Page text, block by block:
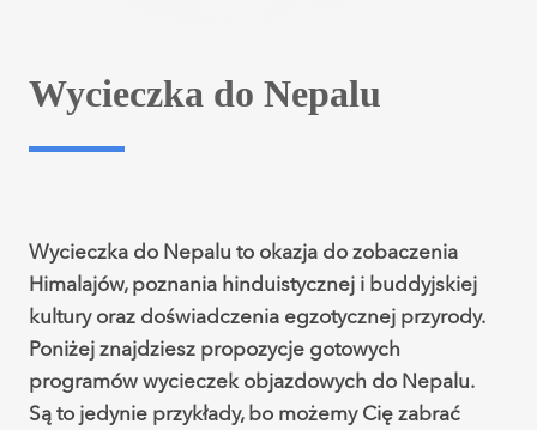
Wycieczka do Nepalu
Wycieczka do Nepalu to okazja do zobaczenia
Himalajów, poznania hinduistycznej i buddyjskiej
kultury oraz doświadczenia egzotycznej przyrody.
Poniżej znajdziesz propozycje gotowych
programów wycieczek objazdowych do Nepalu.
Są to jedynie przykłady, bo możemy Cię zabrać